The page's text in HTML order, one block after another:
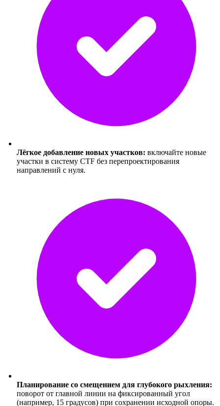
Лёгкое добавление новых участков: включайте новые
участки в систему CTF без перепроектирования
направлений с нуля.
Планирование со смещением для глубокого рыхления:
поворот от главной линии на фиксированный угол
(например, 15 градусов) при сохранении исходной опоры.